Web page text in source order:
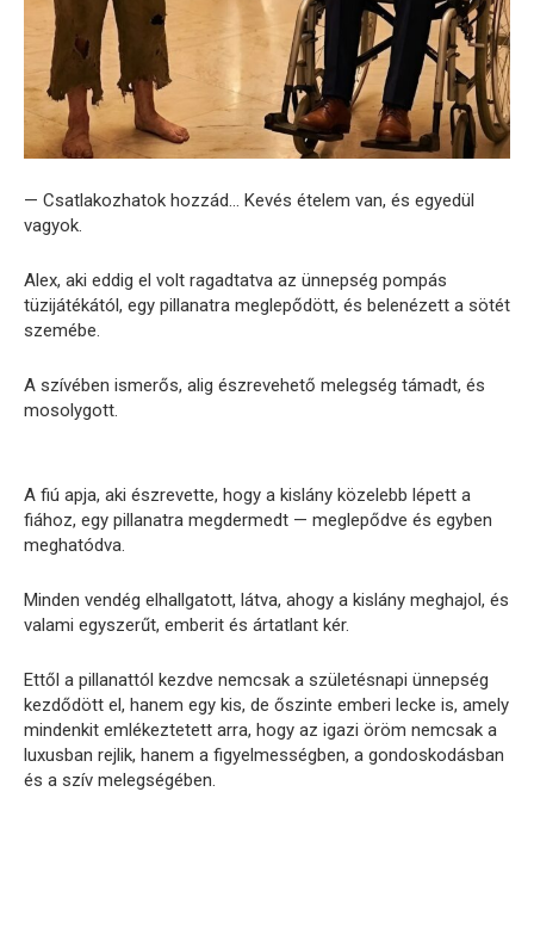
— Csatlakozhatok hozzád… Kevés ételem van, és egyedül
vagyok.
Alex, aki eddig el volt ragadtatva az ünnepség pompás
tüzijátékától, egy pillanatra meglepődött, és belenézett a sötét
szemébe.
A szívében ismerős, alig észrevehető melegség támadt, és
mosolygott.
A fiú apja, aki észrevette, hogy a kislány közelebb lépett a
fiához, egy pillanatra megdermedt — meglepődve és egyben
meghatódva.
Minden vendég elhallgatott, látva, ahogy a kislány meghajol, és
valami egyszerűt, emberit és ártatlant kér.
Ettől a pillanattól kezdve nemcsak a születésnapi ünnepség
kezdődött el, hanem egy kis, de őszinte emberi lecke is, amely
mindenkit emlékeztetett arra, hogy az igazi öröm nemcsak a
luxusban rejlik, hanem a figyelmességben, a gondoskodásban
és a szív melegségében.